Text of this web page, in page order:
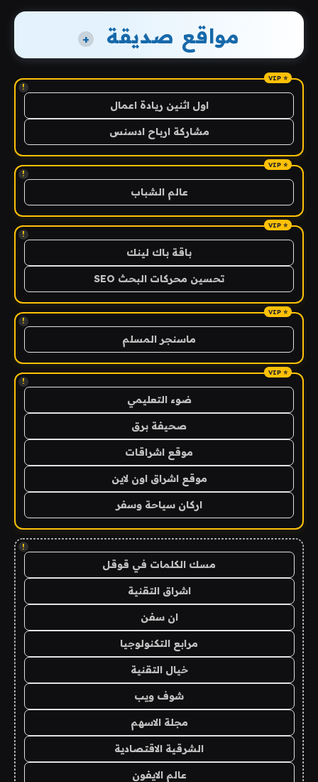
مواقع صديقة +
!
اول اثنين ريادة اعمال
مشاركة ارباح ادسنس
!
عالم الشباب
!
باقة باك لينك
تحسين محركات البحث SEO
!
ماسنجر المسلم
!
ضوء التعليمي
صحيفة برق
موقع اشراقات
موقع اشراق اون لاين
اركان سياحة وسفر
!
مسك الكلمات في قوقل
اشراق التقنية
ان سفن
مرابع التكنولوجيا
خيال التقنية
شوف ويب
مجلة الاسهم
الشرقية الاقتصادية
عالم الايفون